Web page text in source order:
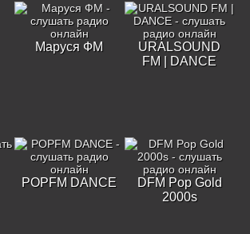
Маруся ФМ
URALSOUND
FM | DANCE
POPFM DANCE
DFM Pop Gold
2000s